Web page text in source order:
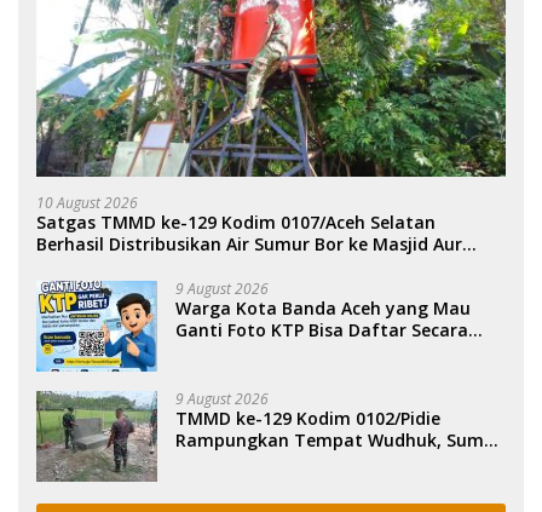
10 August 2026
Satgas TMMD ke-129 Kodim 0107/Aceh Selatan
Berhasil Distribusikan Air Sumur Bor ke Masjid Aur
9 August 2026
Warga Kota Banda Aceh yang Mau
Ganti Foto KTP Bisa Daftar Secara
9 August 2026
TMMD ke-129 Kodim 0102/Pidie
Rampungkan Tempat Wudhuk, Sumur